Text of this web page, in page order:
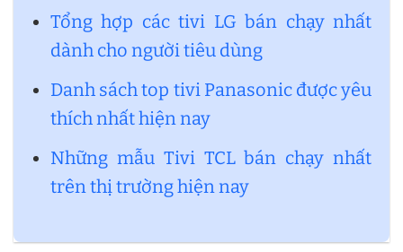
Tổng hợp các tivi LG bán chạy nhất
dành cho người tiêu dùng
Danh sách top tivi Panasonic được yêu
thích nhất hiện nay
Những mẫu Tivi TCL bán chạy nhất
trên thị trường hiện nay